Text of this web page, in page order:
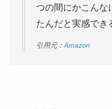
つの間にかこんな
たんだと実感でき
引用元： Amazon